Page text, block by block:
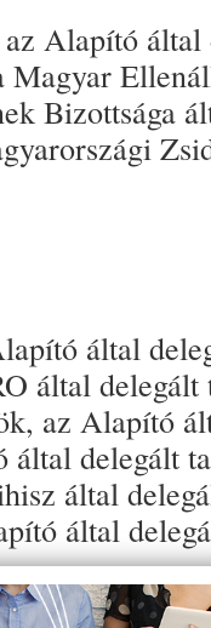
Alapító által
Magyar
Bizottsága
által
által delegált
az Alapító
által delegált
által
által